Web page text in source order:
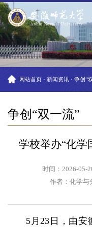
网站首页 · 新闻资讯 · 争创“
争创“双一流”
学校举办“化学
时间：2026-05-
作者：化学与
5月23日，由安